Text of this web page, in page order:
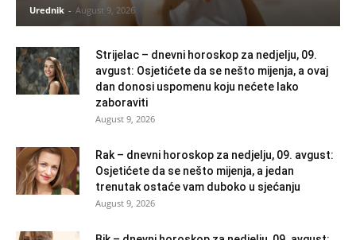
Urednik - August 9, 2026
Strijelac – dnevni horoskop za nedjelju, 09.
avgust: Osjetićete da se nešto mijenja, a ovaj
dan donosi uspomenu koju nećete lako
zaboraviti
August 9, 2026
Rak – dnevni horoskop za nedjelju, 09. avgust:
Osjetićete da se nešto mijenja, a jedan
trenutak ostaće vam duboko u sjećanju
August 9, 2026